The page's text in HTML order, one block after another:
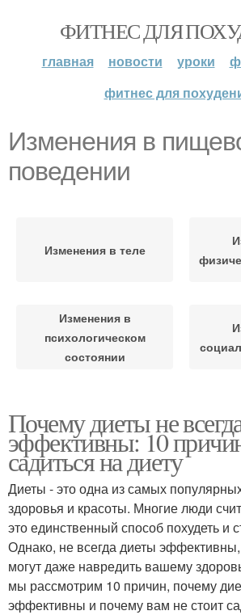
ФИТНЕС ДЛЯ
главная новости уроки
фитнес для
Изменения в
поведении
Изменения в теле
Изменения в
психологическом
состоянии
Изменения в работе
Почему диеты не
эффективны: 10
садиться на диету
Диеты - это одна из самых
здоровья и красоты. Многие люди
это единственный способ похудеть и
Однако, не всегда диеты
могут даже навредить вашему
мы рассмотрим 10 причин, почему
эффективны и почему вам не стоит